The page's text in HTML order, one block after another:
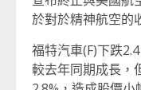
於對於精神航空的
福特汽車(F)下跌
較去年同期成長，